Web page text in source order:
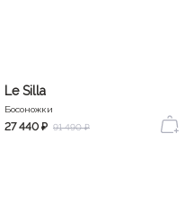
Le Silla
Босоножки
27 440 ₽ 91 490 ₽